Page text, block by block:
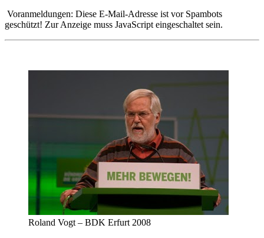
Voranmeldungen: Diese E-Mail-Adresse ist vor Spambots
geschützt! Zur Anzeige muss JavaScript eingeschaltet sein.
Roland Vogt – BDK Erfurt 2008